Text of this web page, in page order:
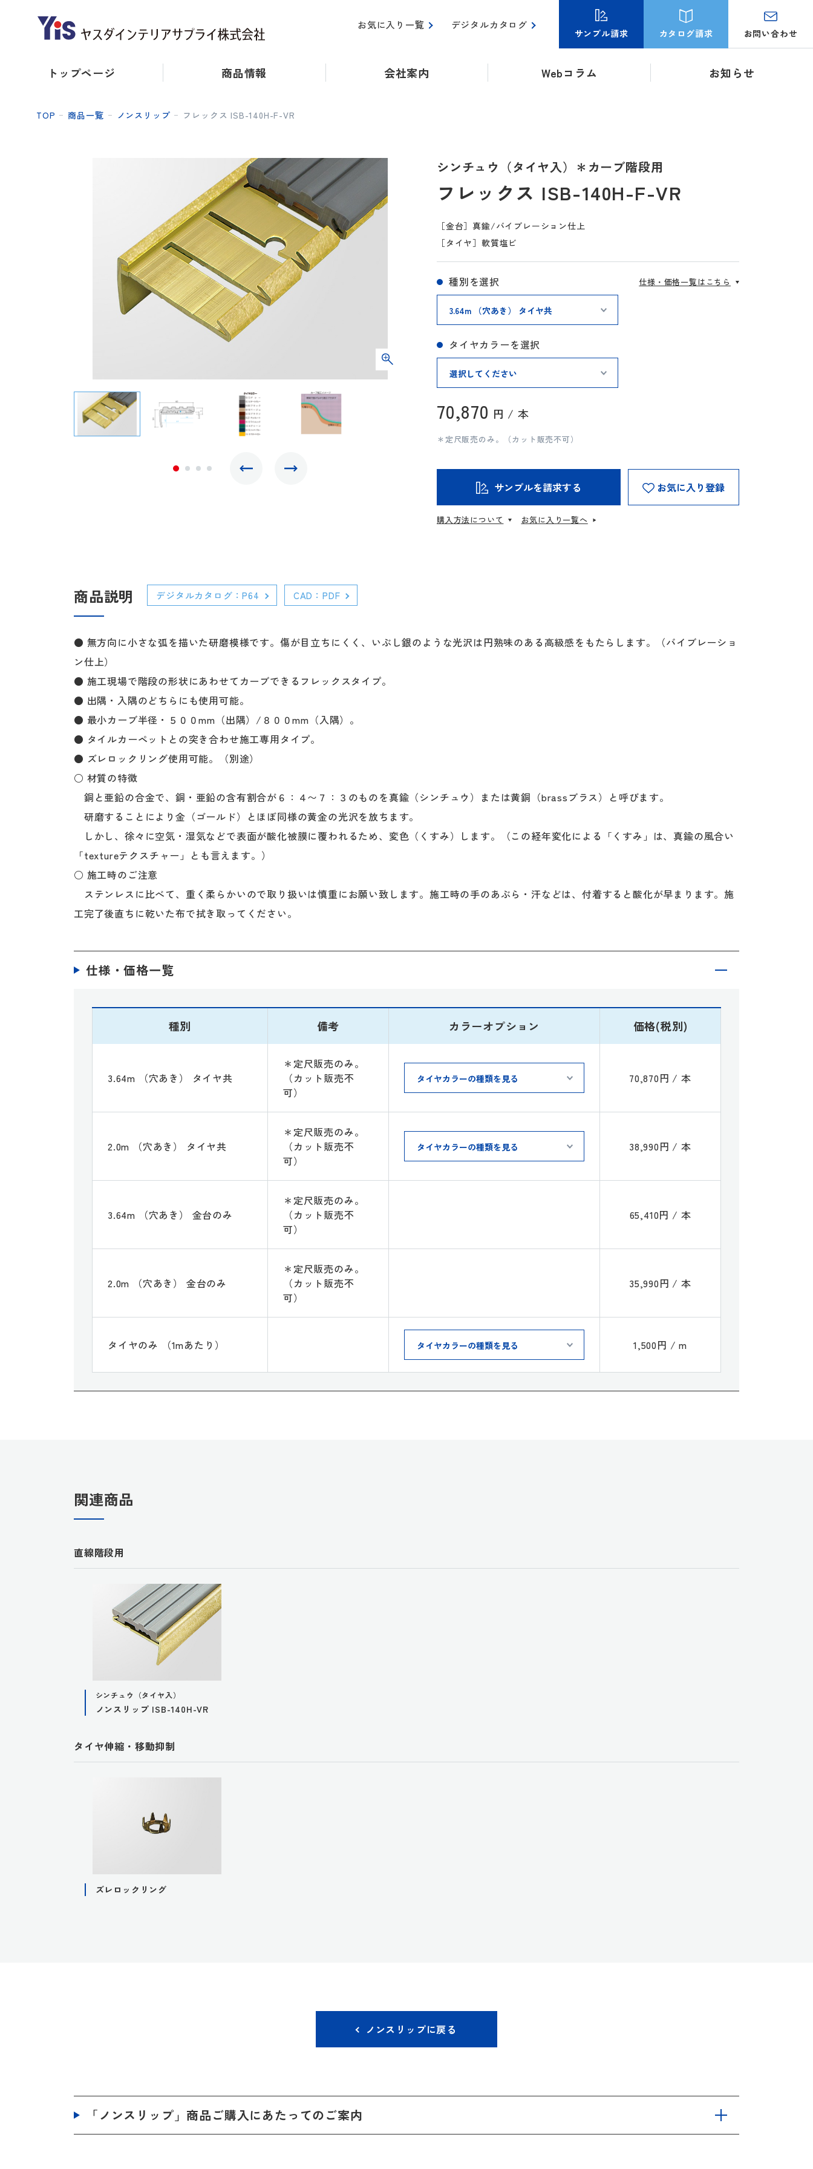
トップページ 商品情報 会社案内 Webコラム お知らせ
お気に入り一覧 デジタルカタログ
サンプル請求 カタログ請求 お問い合わせ
TOP 商品一覧 ノンスリップ フレックス ISB-140H-F-VR
シンチュウ（タイヤ入）＊カーブ階段用
フレックス ISB-140H-F-VR
［金台］真鍮/バイブレーション仕上
［タイヤ］軟質塩ビ
仕様・価格一覧はこちら
種別を選択
タイヤカラーを選択
70,870 円 / 本
＊定尺販売のみ。（カット販売不可）
サンプルを請求する お気に入り登録
購入方法について お気に入り一覧へ
商品説明 デジタルカタログ：P64 CAD：PDF
● 無方向に小さな弧を描いた研磨模様です。傷が目立ちにくく、いぶし銀のような光沢は円熟味のある高級感をもたらします。（バイブレーショ
ン仕上）
● 施工現場で階段の形状にあわせてカーブできるフレックスタイプ。
● 出隅・入隅のどちらにも使用可能。
● 最小カーブ半径・５００mm（出隅）/８００mm（入隅）。
● タイルカーペットとの突き合わせ施工専用タイプ。
● ズレロックリング使用可能。（別途）
○ 材質の特徴
銅と亜鉛の合金で、銅・亜鉛の含有割合が６：４〜７：３のものを真鍮（シンチュウ）または黄銅（brassブラス）と呼びます。
研磨することにより金（ゴールド）とほぼ同様の黄金の光沢を放ちます。
しかし、徐々に空気・湿気などで表面が酸化被膜に覆われるため、変色（くすみ）します。（この経年変化による「くすみ」は、真鍮の風合い
「textureテクスチャー」とも言えます。）
○ 施工時のご注意
ステンレスに比べて、重く柔らかいので取り扱いは慎重にお願い致します。施工時の手のあぶら・汗などは、付着すると酸化が早まります。施
工完了後直ちに乾いた布で拭き取ってください。
仕様・価格一覧
種別 備考 カラーオプション 価格(税別)
3.64m （穴あき） タイヤ共
＊定尺販売のみ。
（カット販売不
可）
70,870円 / 本
2.0m （穴あき） タイヤ共
＊定尺販売のみ。
（カット販売不
可）
38,990円 / 本
3.64m （穴あき） 金台のみ
＊定尺販売のみ。
（カット販売不
可）
65,410円 / 本
2.0m （穴あき） 金台のみ
＊定尺販売のみ。
（カット販売不
可）
35,990円 / 本
タイヤのみ （1mあたり） 1,500円 / m
関連商品
直線階段用
シンチュウ（タイヤ入）
ノンスリップ ISB-140H-VR
タイヤ伸縮・移動抑制
ズレロックリング
ノンスリップに戻る
「ノンスリップ」商品ご購入にあたってのご案内